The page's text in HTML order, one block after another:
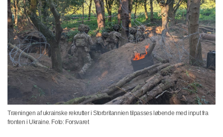
Træningen af ukrainske rekrutter i Storbritannien tilpasses løbende med input fra
fronten i Ukraine. Foto: Forsvaret